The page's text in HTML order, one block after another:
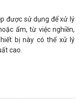
được sử dụng để xử lý
ẩm, từ việc nghiền,
bị này có thể xử lý
cao.